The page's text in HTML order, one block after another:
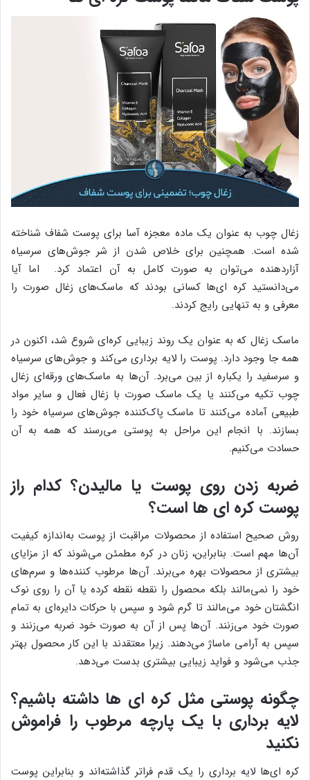
زغال چوب به عنوان یک ماده معجزه آسا برای پوست شفاف شناخته
شده است. همچنین برای خلاص شدن از شر جوش‌های سرسیاه
آزاردهنده می‌توان به صورت کامل به آن اعتماد کرد. اما آیا
می‌دانستید کره ای‌ها کسانی بودند که ماسک‌های زغال صورت را
معرفی و به تنهایی رایج کردند.
ماسک زغال که به عنوان یک روند زیبایی کره‌ای شروع شد، اکنون در
همه جا وجود دارد. پوست را لایه برداری می‌کند و جوش‌های سرسیاه
و سرسفید را یکباره از بین می‌برد. آن‌ها به ماسک‌های ورقه‌ای زغال
چوب تکیه می‌کنند یا یک ماسک صورت با زغال فعال و سایر مواد
طبیعی آماده می‌کنند تا ماسک پاک‌کننده جوش‌های سرسیاه خود را
بسازند. با انجام این مراحل به پوستی می‌رسند که همه به آن
حسادت می‌کنیم.
ضربه زدن روی پوست یا مالیدن؟ کدام راز
پوست کره ای ها است؟
روش صحیح استفاده از محصولات مراقبت از پوست به‌اندازه کیفیت
آن‌ها مهم است. بنابراین، زنان در کره مطمئن می‌شوند که از مزایای
بیشتری از محصولات بهره می‌برند. آن‌ها مرطوب کننده‌ها و سرم‌های
خود را نمی‌مالند بلکه محصول را نقطه نقطه کرده یا آن را روی نوک
انگشتان خود می‌مالند تا گرم شود و سپس با حرکات دایره‌ای به تمام
صورت خود می‌زنند. آن‌ها پس از آن به صورت خود ضربه می‌زنند و
سپس به آرامی ‌ماساژ می‌دهند. زیرا معتقدند با این کار محصول بهتر
جذب می‌شود و فواید زیبایی بیشتری بدست می‌دهد.
چگونه پوستی مثل کره ای ها داشته باشیم؟
لایه برداری با یک پارچه مرطوب را فراموش
نکنید
کره ای‌ها لایه برداری را یک قدم فراتر گذاشته‌اند و بنابراین پوست